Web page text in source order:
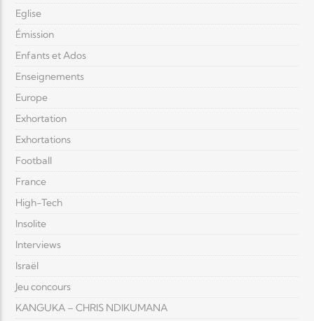
Eglise
Émission
Enfants et Ados
Enseignements
Europe
Exhortation
Exhortations
Football
France
High-Tech
Insolite
Interviews
Israël
Jeu concours
KANGUKA – CHRIS NDIKUMANA